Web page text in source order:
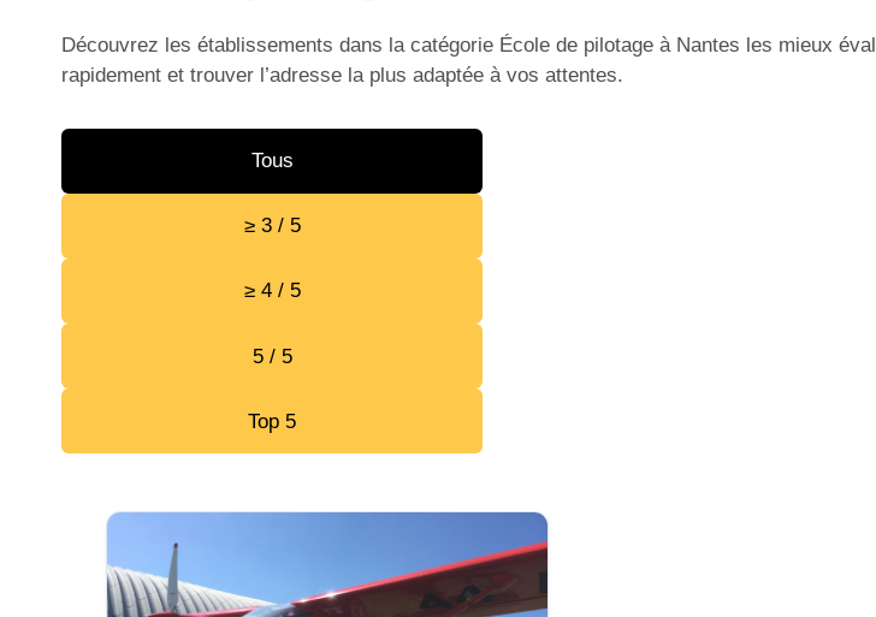
Découvrez les établissements dans la catégorie École de pilotage à Nantes les mieux
rapidement et trouver l’adresse la plus adaptée à vos attentes.
Tous
≥ 3 / 5
≥ 4 / 5
5 / 5
Top 5